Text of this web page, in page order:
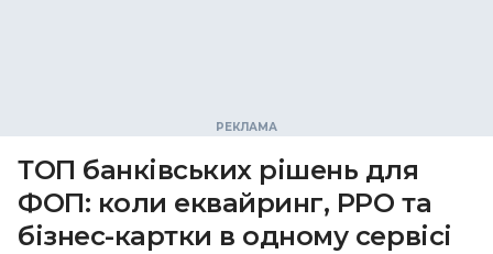
ТОП банківських рішень для
ФОП: коли еквайринг, РРО та
бізнес-картки в одному сервісі